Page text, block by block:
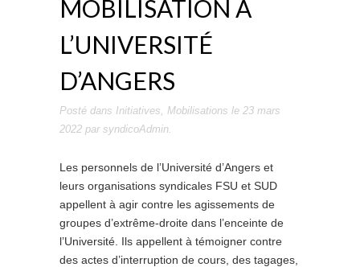
MOBILISATION À
L’UNIVERSITÉ
D’ANGERS
Posté dans Initiatives, Mobilisations le 23 mars
2022 par syndicoAdmin.
Les personnels de l’Université d’Angers et
leurs organisations syndicales FSU et SUD
appellent à agir contre les agissements de
groupes d’extrême-droite dans l’enceinte de
l’Université. Ils appellent à témoigner contre
des actes d’interruption de cours, des tagages,